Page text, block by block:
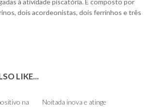
à atividade piscatória. É composto por
dois acordeonistas, dois ferrinhos e três
LIKE...
na
Noitada inova e atinge